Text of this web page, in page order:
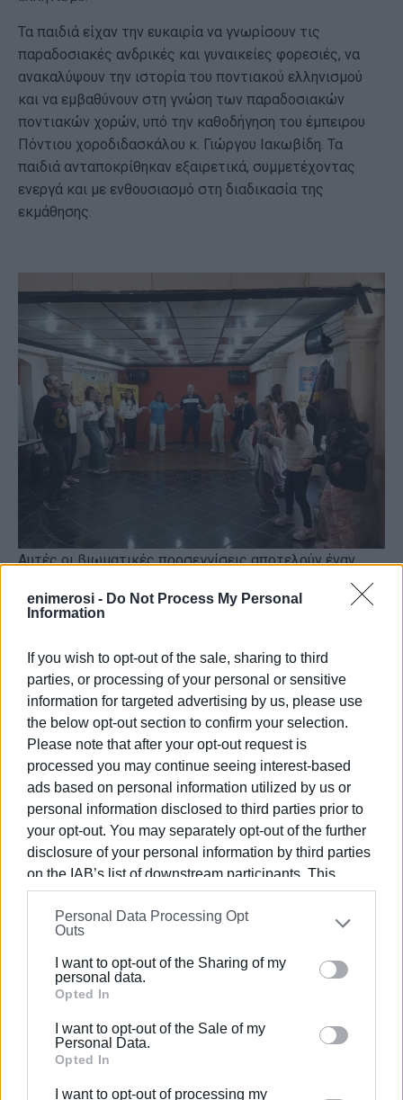
enimerosi - Do Not Process My Personal
Information
If you wish to opt-out of the sale, sharing to third
parties, or processing of your personal or sensitive
information for targeted advertising by us, please use
the below opt-out section to confirm your selection.
Please note that after your opt-out request is
processed you may continue seeing interest-based
ads based on personal information utilized by us or
personal information disclosed to third parties prior to
your opt-out. You may separately opt-out of the further
disclosure of your personal information by third parties
on the IAB’s list of downstream participants. This
information may also be disclosed by us to third parties
on theIAB’s List of Downstream Participants
that may
further disclose it to other third parties.
Please note that this website/app uses one or more
Google services and may gather and store information
behaviour. You may click to grant or deny consent to
Google and its third-party tags to use your data for
Personal Data Processing Opt
Outs
I want to opt-out of the Sharing of my
personal data.
Opted In
I want to opt-out of the Sale of my
Personal Data.
Opted In
I want to opt-out of processing my
Τα παιδιά είχαν την ευκαιρία να γνωρίσουν τις
παραδοσιακές ανδρικές και γυναικείες φορεσιές, να
ανακαλύψουν την ιστορία του ποντιακού ελληνισμού
και να εμβαθύνουν στη γνώση των παραδοσιακών
ποντιακών χορών, υπό την καθοδήγηση του έμπειρου
Πόντιου χοροδιδασκάλου κ. Γιώργου Ιακωβίδη. Τα
παιδιά ανταποκρίθηκαν εξαιρετικά, συμμετέχοντας
ενεργά και με ενθουσιασμό στη διαδικασία της
εκμάθησης.
Αυτές οι βιωματικές προσεγγίσεις αποτελούν έναν
ιδιαίτερα αποτελεσματικό τρόπο για να προκαλέσουν
το ενδιαφέρον των παιδιών, να ενισχύσουν τη
μάθησης. Μέσα από την εκμάθηση των παραδοσιακών
χορών, τα παιδιά γνωρίζουν και αγαπούν τη λαϊκή μας
παράδοση, ενώ ταυτόχρονα συμβάλλουν στη διατήρηση
και τη μεταβίβαση της πολιτιστικής μας κληρονομιάς.
Ενώνοντας τη μάθηση με την εμπειρία και τη
δημιουργικότητα, το 4ο Πειραματικό Δημοτικό Σχολείο
Κέρκυρας - Αθηναγόρειο συνεχίζει να προάγει την
καινοτομία στην εκπαίδευση, πάντα με στόχο την
ολοκληρωμένη ανάπτυξη των μαθητών και των
μαθητριών του.
ευχαριστούν θερμά και συγχαίρουν την Εύξεινο Λέσχη
και τη στήριξή τους στη διάδοση της πολιτιστικής μας
παράδοσης.
Συγχαρητήρια αξίζουν και στον εκπαιδευτικό Φυσικής
Αγωγής κ. Ηλία Γιώτη για την οργάνωση αυτής της
σπουδαίας πρωτοβουλίας και δράσης!